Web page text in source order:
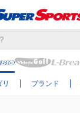
ブランド
さらに絞り込む